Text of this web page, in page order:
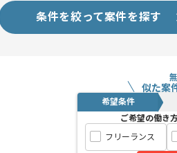
作業は基本、博多駅付近に常駐で行って
条件を絞って案件を探す
似た案
希望条件
ご希望の働き
フリーランス